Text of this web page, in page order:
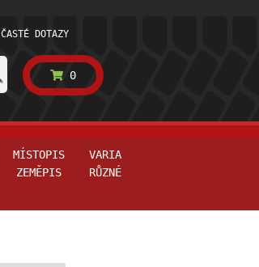
ČASTÉ DOTAZY
0
MÍSTOPIS
ZEMĚPIS
VARIA
RŮZNÉ